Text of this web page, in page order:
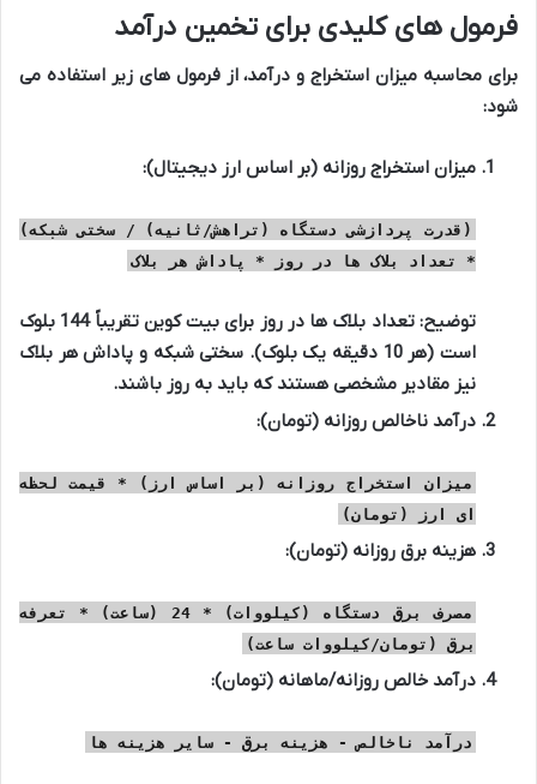
فرمول های کلیدی برای تخمین درآمد
برای محاسبه میزان استخراج و درآمد، از فرمول های زیر استفاده می
شود:
میزان استخراج روزانه (بر اساس ارز دیجیتال):
(قدرت پردازشی دستگاه (تراهش/ثانیه) / سختی شبکه)
* تعداد بلاک ها در روز * پاداش هر بلاک
توضیح: تعداد بلاک ها در روز برای بیت کوین تقریباً 144 بلوک
است (هر 10 دقیقه یک بلوک). سختی شبکه و پاداش هر بلاک
نیز مقادیر مشخصی هستند که باید به روز باشند.
درآمد ناخالص روزانه (تومان):
میزان استخراج روزانه (بر اساس ارز) * قیمت لحظه
ای ارز (تومان)
هزینه برق روزانه (تومان):
مصرف برق دستگاه (کیلووات) * 24 (ساعت) * تعرفه
برق (تومان/کیلووات ساعت)
درآمد خالص روزانه/ماهانه (تومان):
درآمد ناخالص - هزینه برق - سایر هزینه ها